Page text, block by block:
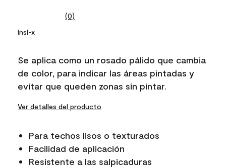
No
link.
(0)
Insl-x
Se aplica como un rosado pálido que cambia
de color, para indicar las áreas pintadas y
evitar que queden zonas sin pintar.
Ver detalles del producto
Para techos lisos o texturados
Facilidad de aplicación
Resistente a las salpicaduras